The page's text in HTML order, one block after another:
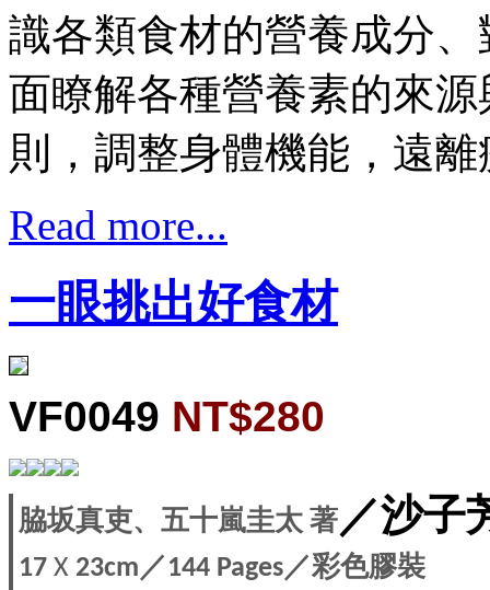
識各類食材的營養成分
面瞭解各種營養素的來
則，調整身體機能，遠
Read more...
一眼挑出好食材
VF0049 NT$280
脇坂真吏、五十嵐圭太著／沙子
17 X 23cm／144 Pages／彩色膠裝